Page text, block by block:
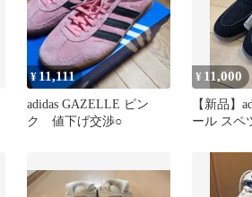
¥11,111
adidas GAZELLE ピン
ク 値下げ交渉○
¥ 11,000
【新品】
ール スペ